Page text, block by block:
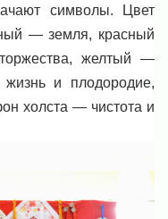
символы. Цвет
— земля, красный
желтый —
и плодородие,
холста — чистота и